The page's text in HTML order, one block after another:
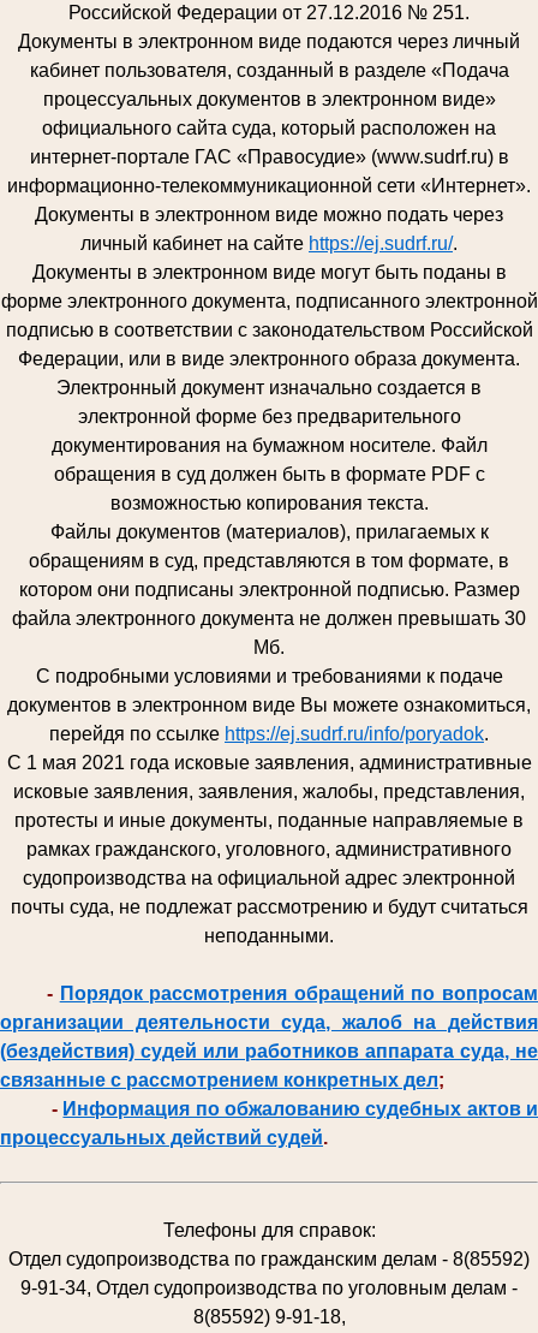
Российской Федерации от 27.12.2016 № 251.
Документы в электронном виде подаются через личный
кабинет пользователя, созданный в разделе «Подача
процессуальных документов в электронном виде»
официального сайта суда, который расположен на
интернет-портале ГАС «Правосудие» (www.sudrf.ru) в
информационно-телекоммуникационной сети «Интернет».
Документы в электронном виде можно подать через
личный кабинет на сайте https://ej.sudrf.ru/.
Документы в электронном виде могут быть поданы в
форме электронного документа, подписанного электронной
подписью в соответствии с законодательством Российской
Федерации, или в виде электронного образа документа.
Электронный документ изначально создается в
электронной форме без предварительного
документирования на бумажном носителе. Файл
обращения в суд должен быть в формате PDF с
возможностью копирования текста.
Файлы документов (материалов), прилагаемых к
обращениям в суд, представляются в том формате, в
котором они подписаны электронной подписью. Размер
файла электронного документа не должен превышать 30
Мб.
С подробными условиями и требованиями к подаче
документов в электронном виде Вы можете ознакомиться,
перейдя по ссылке https://ej.sudrf.ru/info/poryadok.
С 1 мая 2021 года исковые заявления, административные
исковые заявления, заявления, жалобы, представления,
протесты и иные документы, поданные направляемые в
рамках гражданского, уголовного, административного
судопроизводства на официальной адрес электронной
почты суда, не подлежат рассмотрению и будут считаться
неподанными.
- Порядок рассмотрения обращений по вопросам
организации деятельности суда, жалоб на действия
(бездействия) судей или работников аппарата суда, не
связанные с рассмотрением конкретных дел;
- Информация по обжалованию судебных актов и
процессуальных действий судей.
Телефоны для справок:
Отдел судопроизводства по гражданским делам - 8(85592)
9-91-34, Отдел судопроизводства по уголовным делам -
8(85592) 9-91-18,